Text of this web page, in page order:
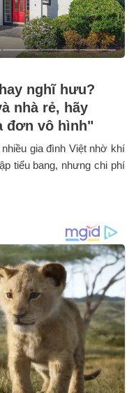
nghĩ hưu?
nhà rẻ, hãy
đơn vô hình"
gia đình Việt nhờ khí
tiểu bang, nhưng chi phí